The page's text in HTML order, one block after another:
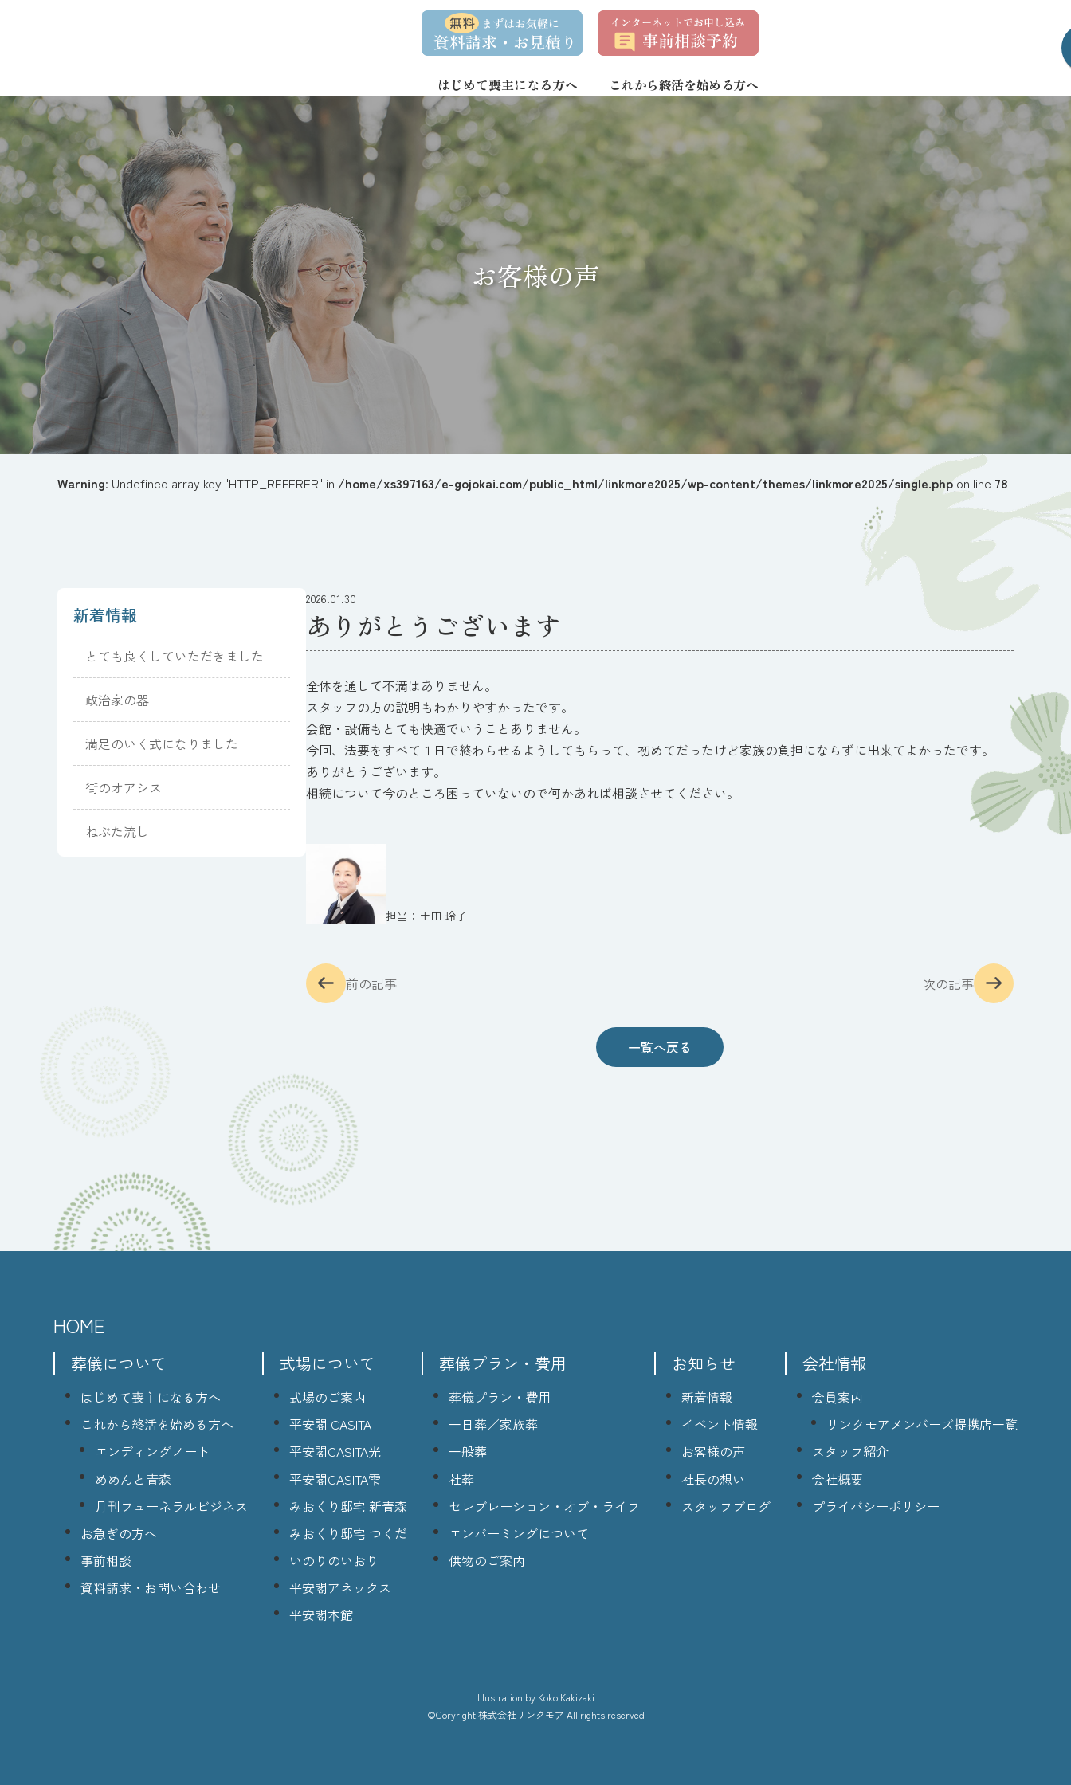
へ
ス
キ
ッ
プ
ョ
ン
に
移
動
資
求
問
い
合
わ
せ
事
談
-
3
5
4
はじめて喪主になる方へ これから終活を始める方へ
お客様の声
Warning: Undefined array key "HTTP_REFERER" in /home/xs397163/e-gojokai.com/public_html/linkmore2025/wp-content/themes/linkmore2025/single.phpon line 78
新着情報
とても良くしていただきました
政治家の器
満足のいく式になりました
街のオアシス
ねぶた流し
2026.01.30
ありがとうございます
全体を通して不満はありません。
スタッフの方の説明もわかりやすかったです。
会館・設備もとても快適でいうことありません。
今回、法要をすべて１日で終わらせるようしてもらって、初めてだったけど家族の負担にならずに出来てよかったです。
ありがとうございます。
相続について今のところ困っていないので何かあれば相談させてください。
土田 玲子
前の記事
一覧へ戻る
次の記事
HOME
葬儀について
はじめて喪主になる方へ
これから終活を始める方へ
エンディングノート
めめんと青森
月刊フューネラルビジネス
お急ぎの方へ
事前相談
資料請求・お問い合わせ
式場について
式場のご案内
平安閣 CASITA
平安閣CASITA光
平安閣CASITA雫
みおくり邸宅 新青森
みおくり邸宅 つくだ
いのりのいおり
平安閣アネックス
平安閣本館
葬儀プラン・費用
葬儀プラン・費用
一日葬／家族葬
一般葬
社葬
セレブレーション・オブ・ライフ
エンバーミングについて
供物のご案内
お知らせ
新着情報
イベント情報
お客様の声
社長の想い
スタッフブログ
会社情報
会員案内
リンクモアメンバーズ提携店一覧
スタッフ紹介
会社概要
プライバシーポリシー
lllustration by Koko Kakizaki
©Coryright 株式会社リンクモア All rights reserved